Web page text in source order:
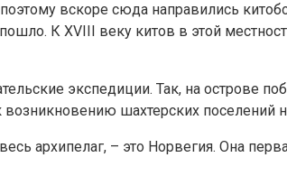
вскоре сюда направились
К XVIII веку китов в этой
экспедиции. Так, на острове
шахтерских поселений
архипелаг, – это Норвегия. Она